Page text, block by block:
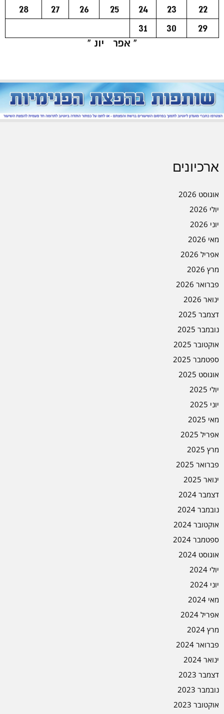
22
23
24
25
26
27
28
29
30
31
« אפר
יונ »
ארכיונים
אוגוסט 2026
יולי 2026
יוני 2026
מאי 2026
אפריל 2026
מרץ 2026
פברואר 2026
ינואר 2026
דצמבר 2025
נובמבר 2025
אוקטובר 2025
ספטמבר 2025
אוגוסט 2025
יולי 2025
יוני 2025
מאי 2025
אפריל 2025
מרץ 2025
פברואר 2025
ינואר 2025
דצמבר 2024
נובמבר 2024
אוקטובר 2024
ספטמבר 2024
אוגוסט 2024
יולי 2024
יוני 2024
מאי 2024
אפריל 2024
מרץ 2024
פברואר 2024
ינואר 2024
דצמבר 2023
נובמבר 2023
אוקטובר 2023